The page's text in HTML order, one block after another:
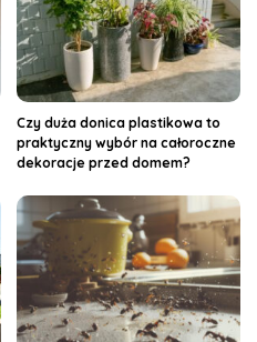
Czy duża donica plastikowa to
praktyczny wybór na całoroczne
dekoracje przed domem?